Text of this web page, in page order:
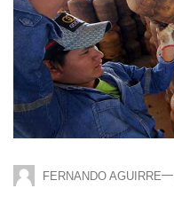
FERNANDO AGUIRRE—